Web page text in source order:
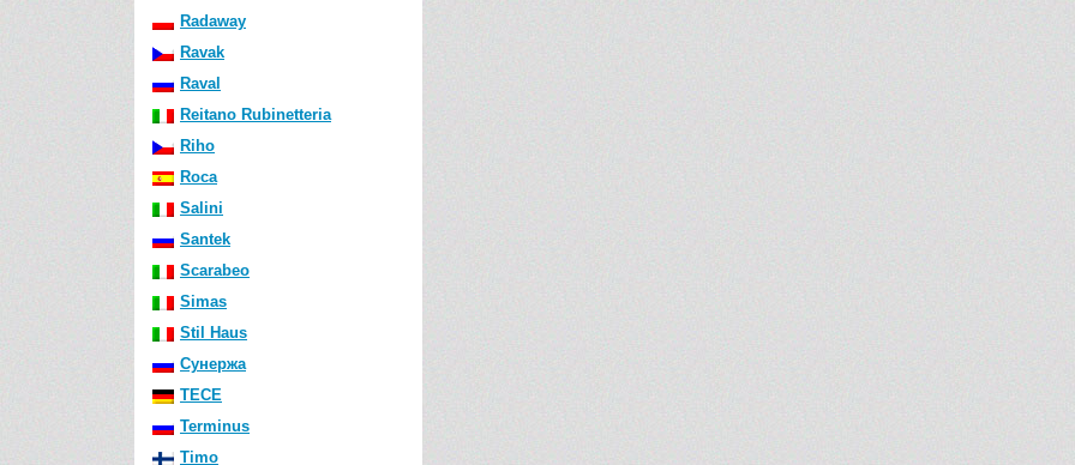
Radaway
Ravak
Raval
Reitano Rubinetteria
Riho
Roca
Salini
Santek
Scarabeo
Simas
Stil Haus
Сунержа
TECE
Terminus
Timo